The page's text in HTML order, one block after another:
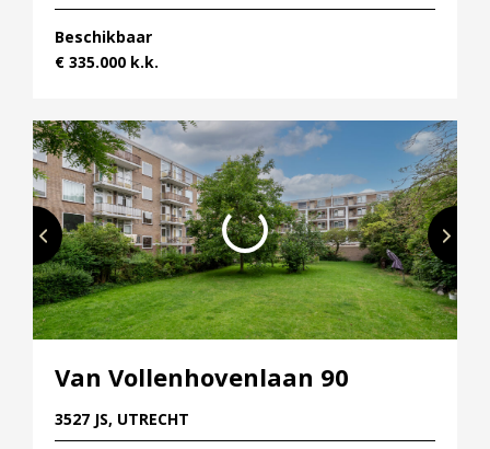
Beschikbaar
€ 335.000 k.k.
Van Vollenhovenlaan 90
3527 JS, UTRECHT